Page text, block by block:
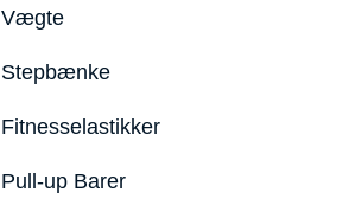
Vægte
Stepbænke
Fitnesselastikker
Pull-up Barer